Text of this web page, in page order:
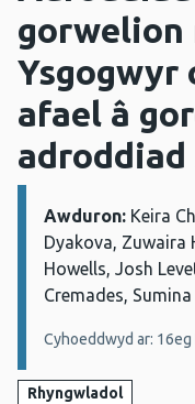
gorwelion
Ysgogwyr
afael â
adroddiad
Manylion:
Awduron: Keira
Dyakova, Zuwaira
Howells, Josh
Cremades,
Cyhoeddwyd ar:
Rhyngwladol